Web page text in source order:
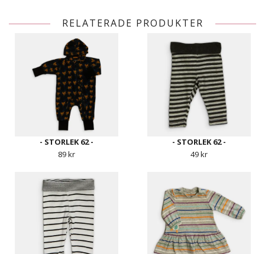
RELATERADE PRODUKTER
- STORLEK 62 -
89 kr
- STORLEK 62 -
49 kr